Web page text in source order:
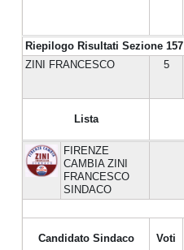
Riepilogo Risultati Sezione 157
ZINI FRANCESCO 5
Lista
FIRENZE
CAMBIA ZINI
FRANCESCO
SINDACO
Candidato Sindaco Voti